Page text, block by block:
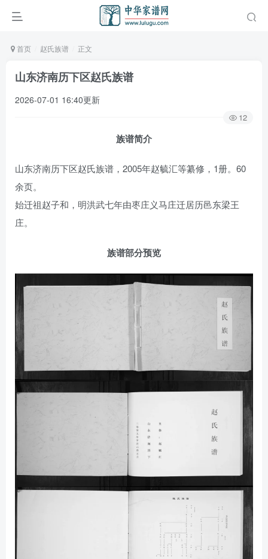
首页 赵氏族谱 正文
山东济南历下区赵氏族谱
2026-07-01 16:40更新
12
族谱简介
山东济南历下区赵氏族谱，2005年赵毓汇等纂修，1册。60
余页。
始迁祖赵子和，明洪武七年由枣庄义马庄迁居历邑东梁王
庄。
族谱部分预览